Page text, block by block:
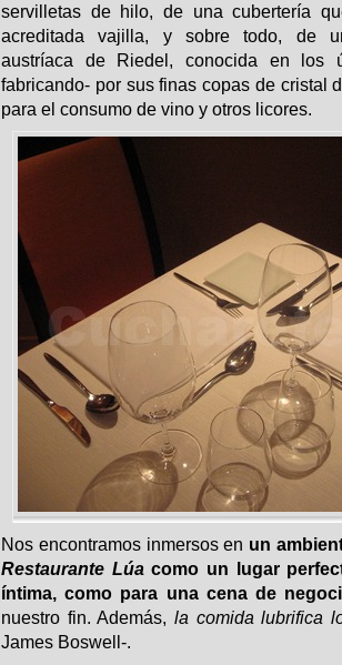
servilletas de hilo, de una cubertería
acreditada vajilla, y sobre todo, de
austríaca de Riedel, conocida en los
fabricando- por sus finas copas de cristal
para el consumo de vino y otros licores.
Nos encontramos inmersos en un
Restaurante Lúacomo un lugar
íntima, como para una cena de
nuestro fin. Además, la comida lubrifica
James Boswell-.